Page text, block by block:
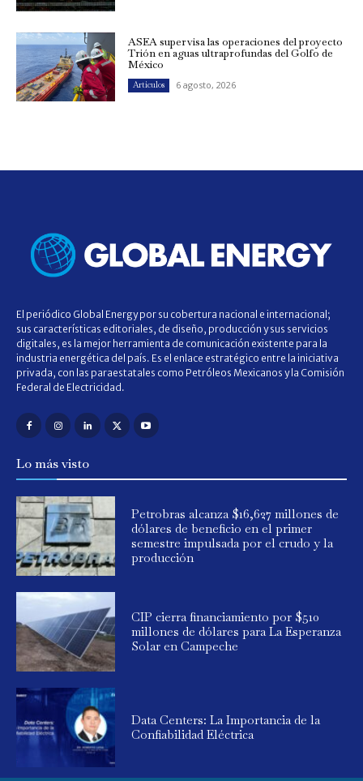
ASEA supervisa las operaciones del proyecto
Trión en aguas ultraprofundas del Golfo de
México
Artículos 6 agosto, 2026
El periódico Global Energy por su cobertura nacional e internacional;
sus características editoriales, de diseño, producción y sus servicios
digitales, es la mejor herramienta de comunicación existente para la
industria energética del país. Es el enlace estratégico entre la iniciativa
privada, con las paraestatales como Petróleos Mexicanos y la Comisión
Federal de Electricidad.
Lo más visto
Petrobras alcanza $16,627 millones de
dólares de beneficio en el primer
semestre impulsada por el crudo y la
producción
CIP cierra financiamiento por $510
millones de dólares para La Esperanza
Solar en Campeche
Data Centers: La Importancia de la
Confiabilidad Eléctrica